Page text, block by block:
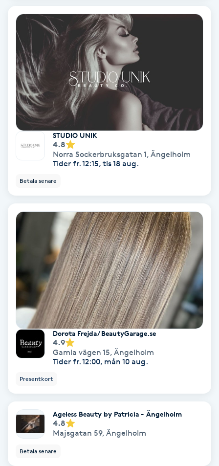
Skoinlägg
Skägg
Skäggfärgning
Skäggklippning
Skäggtrimmning
Spa manikyr & pedikyr
Spa-manikyr
Spa-pedikyr
Stylist
Sugaring
Svensk massage
STUDIO UNIK
4.8
Norra Sockerbruksgatan 1, Ängelholm
Tider fr. 12:15, tis 18 aug.
Betala senare
Dorota Frejda/ BeautyGarage.se
4.9
Gamla vägen 15, Ängelholm
Tider fr. 12:00, mån 10 aug.
Presentkort
Ageless Beauty by Patricia - Ängelholm
4.8
Majsgatan 59, Ängelholm
Betala senare